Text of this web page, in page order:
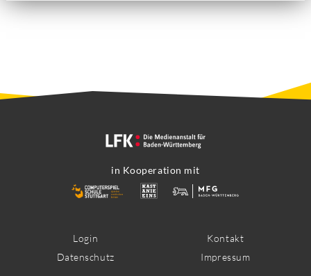
in Kooperation mit
Footer
Login
Kontakt
Datenschutz
Impressum